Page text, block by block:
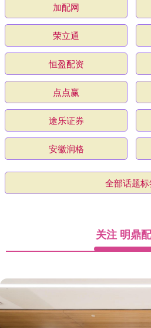
加配网
荣立通
恒盈配资
点点赢
途乐证券
安徽润格
全部话题
关注 明鼎